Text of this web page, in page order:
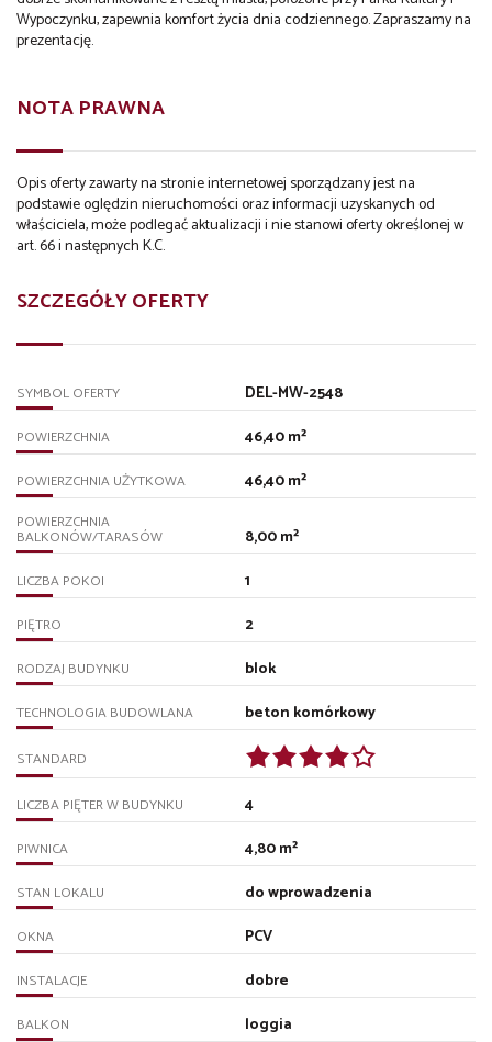
Wypoczynku, zapewnia komfort życia dnia codziennego. Zapraszamy na
prezentację.
NOTA PRAWNA
Opis oferty zawarty na stronie internetowej sporządzany jest na
podstawie oględzin nieruchomości oraz informacji uzyskanych od
właściciela, może podlegać aktualizacji i nie stanowi oferty określonej w
art. 66 i następnych K.C.
SZCZEGÓŁY OFERTY
SYMBOL OFERTY DEL-MW-2548
POWIERZCHNIA 46,40 m²
POWIERZCHNIA UŻYTKOWA 46,40 m²
POWIERZCHNIA
BALKONÓW/TARASÓW 8,00 m²
LICZBA POKOI 1
PIĘTRO 2
RODZAJ BUDYNKU blok
TECHNOLOGIA BUDOWLANA beton komórkowy
STANDARD
LICZBA PIĘTER W BUDYNKU 4
PIWNICA 4,80 m²
STAN LOKALU do wprowadzenia
OKNA PCV
INSTALACJE dobre
BALKON loggia